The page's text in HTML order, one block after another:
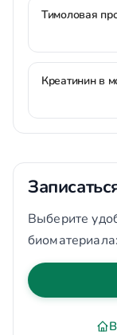
Тимоловая
Креатинин в
Выберите
биоматериала: